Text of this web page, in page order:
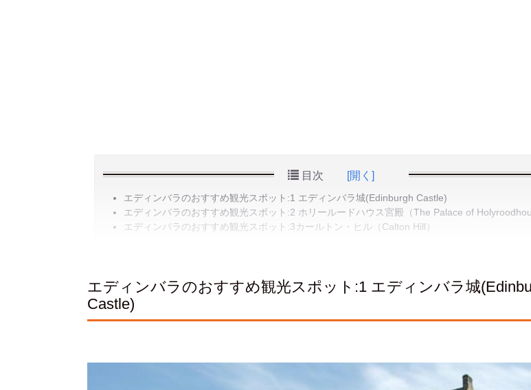
目次 [開く]
エディンバラのおすすめ観光スポット:1 エディンバラ城(Edinburgh Castle)
エディンバラのおすすめ観光スポット:2 ホリールードハウス宮殿（The Palace of
エディンバラのおすすめ観光スポット:3カールトン・ヒル（Calton Hill）
エディンバラのおすすめ観光スポット:1 エディンバラ城
Castle)